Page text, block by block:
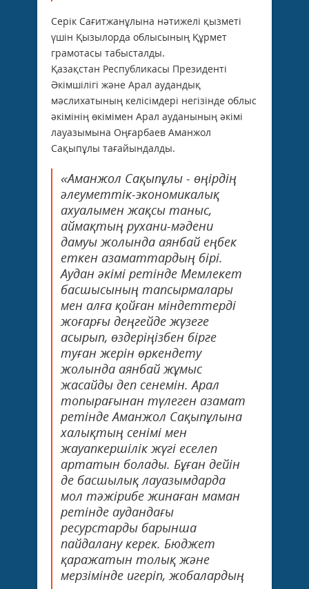
Серік Сағитжанұлына нәтижелі қызметі
үшін Қызылорда облысының Құрмет
грамотасы табысталды.
Қазақстан Республикасы Президенті
Әкімшілігі және Арал аудандық
мәслихатының келісімдері негізінде облыс
әкімінің өкімімен Арал ауданының әкімі
лауазымына Оңғарбаев Аманжол
Сақыпұлы тағайындалды.
«Аманжол Сақыпұлы - өңірдің
әлеуметтік-экономикалық
ахуалымен жақсы таныс,
аймақтың рухани-мәдени
дамуы жолында аянбай еңбек
еткен азаматтардың бірі.
Аудан әкімі ретінде Мемлекет
басшысының тапсырмалары
мен алға қойған міндеттерді
жоғарғы деңгейде жүзеге
асырып, өздеріңізбен бірге
туған жерін өркендету
жолында аянбай жұмыс
жасайды деп сенемін. Арал
топырағынан түлеген азамат
ретінде Аманжол Сақыпұлына
халықтың сенімі мен
жауапкершілік жүгі еселеп
артатын болады. Бұған дейін
де басшылық лауазымдарда
мол тәжірибе жинаған маман
ретінде аудандағы
ресурстарды барынша
пайдалану керек. Бюджет
қаражатын толық және
мерзімінде игеріп, жобалардың